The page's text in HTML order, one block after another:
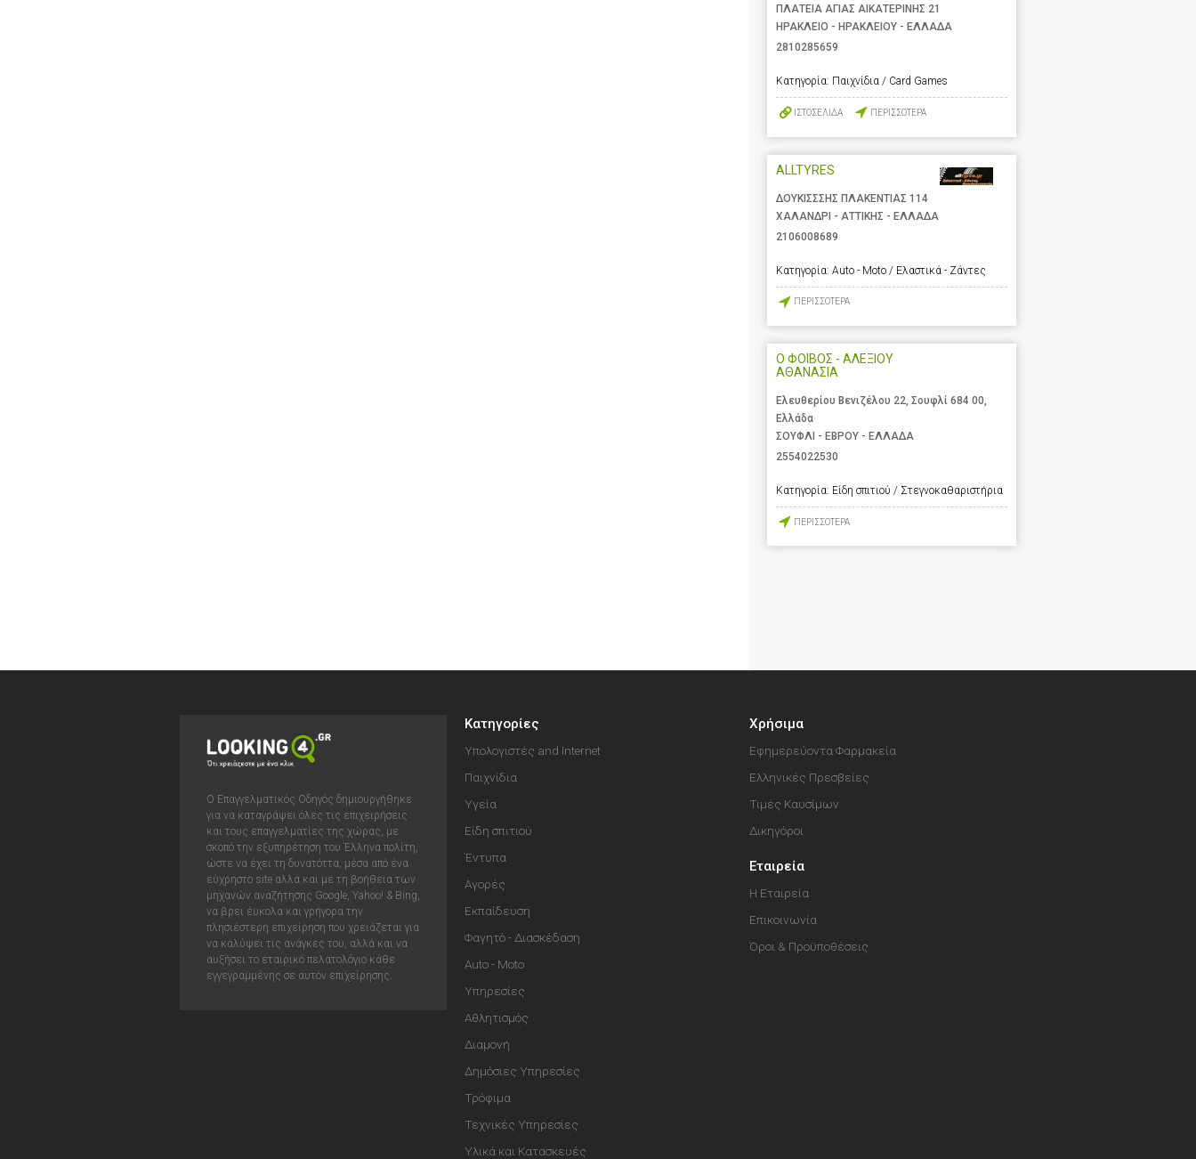
ΠΛΑΤΕΙΑ ΑΓΙΑΣ ΑΙΚΑΤΕΡΙΝΗΣ 21
ΗΡΑΚΛΕΙΟ - ΗΡΑΚΛΕΙΟΥ - ΕΛΛΑΔΑ
2810285659
Κατηγορία: Παιχνίδια / Card Games
ΙΣΤΟΣΕΛΙΔΑ ΠΕΡΙΣΣΟΤΕΡΑ
ALLTYRES
ΔΟΥΚΙΣΣΣΗΣ ΠΛΑΚΕΝΤΙΑΣ 114
ΧΑΛΑΝΔΡΙ - ΑΤΤΙΚΗΣ - ΕΛΛΑΔΑ
2106008689
Κατηγορία: Auto - Moto / Ελαστικά - Ζάντες
ΠΕΡΙΣΣΟΤΕΡΑ
Ο ΦΟΙΒΟΣ - ΑΛΕΞΙΟΥ
ΑΘΑΝΑΣΙΑ
Ελευθερίου Βενιζέλου 22, Σουφλί 684 00,
Ελλάδα
ΣΟΥΦΛΙ - ΕΒΡΟΥ - ΕΛΛΑΔΑ
2554022530
Κατηγορία: Είδη σπιτιού / Στεγνοκαθαριστήρια
ΠΕΡΙΣΣΟΤΕΡΑ
Ο Επαγγελματικός Οδηγός δημιουργήθηκε
για να καταγράψει όλες τις επιχειρήσεις
και τους επαγγελματίες της χώρας, με
σκοπό την εξυπηρέτηση του Έλληνα πολίτη,
ώστε να έχει τη δυνατόττα, μέσα από ένα
εύχρηστο site αλλά και με τη βοήθεια των
μηχανών αναζήτησης Google, Yahoo! & Bing,
να βρει έυκολα και γρήγορα την
πλησιέστερη επιχείρηση που χρειάζεται για
να καλύψει τις ανάγκες του, αλλά και να
αυξήσει το εταιρικό πελατολόγιο κάθε
εγγεγραμμένης σε αυτόν επιχείρησης.
Κατηγορίες
Υπολογιστές and Internet
Παιχνίδια
Υγεία
Είδη σπιτιού
Έντυπα
Αγορές
Εκπαίδευση
Φαγητό - Διασκέδαση
Auto - Moto
Υπηρεσίες
Αθλητισμός
Διαμονή
Δημόσιες Υπηρεσίες
Τρόφιμα
Τεχνικές Υπηρεσίες
Υλικά και Κατασκευές
Χρήσιμα
Εφημερεύοντα Φαρμακεία
Ελληνικές Πρεσβείες
Τιμές Καυσίμων
Δικηγόροι
Εταιρεία
Η Εταιρεία
Επικοινωνία
Όροι & Προϋποθέσεις